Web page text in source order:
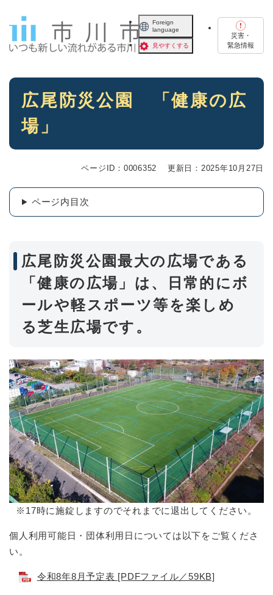
Foreign
language
見やすくする
災害・
緊急情報
本
広尾防災公園 「健康の広
場」
ページID：0006352 更新日：2025年10月27日
ページ内目次
広尾防災公園最大の広場である
「健康の広場」は、日常的にボ
ールや軽スポーツ等を楽しめ
る芝生広場です。
※17時に施錠しますのでそれまでに退出してください。
個人利用可能日・団体利用日については以下をご覧くださ
い。
令和8年8月予定表 [PDFファイル／59KB]